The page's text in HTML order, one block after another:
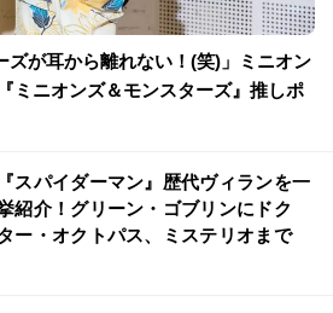
ズが耳から離れない！(笑)」ミニオン
ミニオンズ＆モンスターズ』推しポ
『スパイダーマン』歴代ヴィランを一
紹介！グリーン・ゴブリンにドク
ー・オクトパス、ミステリオまで